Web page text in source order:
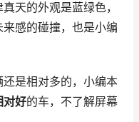
天的外观是蓝绿色，
感的碰撞，也是小编
还是相对多的，小编本
对好的车，不了解屏幕